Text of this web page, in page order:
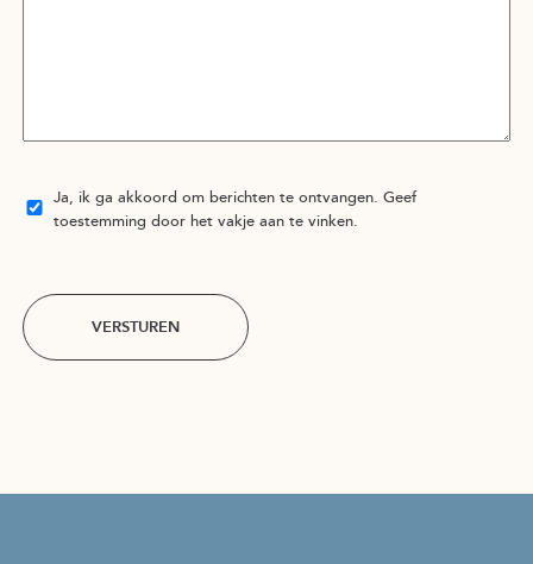
Ja, ik ga akkoord om berichten te ontvangen. Geef
toestemming door het vakje aan te vinken.
VERSTUREN